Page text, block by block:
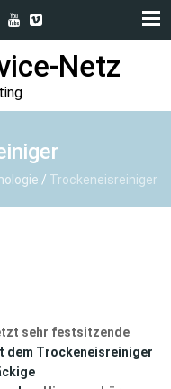
Netz
/ Trockeneisreiniger
sehr festsitzende
dem Trockeneisreiniger